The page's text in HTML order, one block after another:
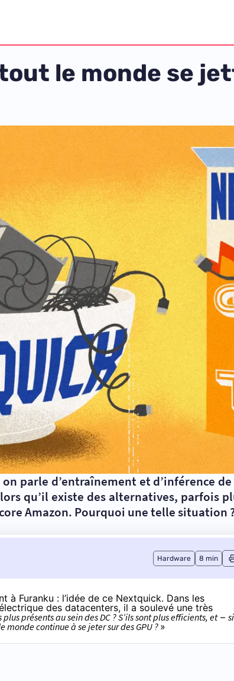
le monde se
parle d’entraînement et d’inférence
qu’il existe des alternatives, parfois
Amazon. Pourquoi une telle situation
Hardware 8 min
à Furanku : l’idée de ce Nextquick. Dans les
des datacenters, il a soulevé une très
présents au sein des DC ? S’ils sont plus efficients, et– si
continue à se jeter sur des GPU ? »